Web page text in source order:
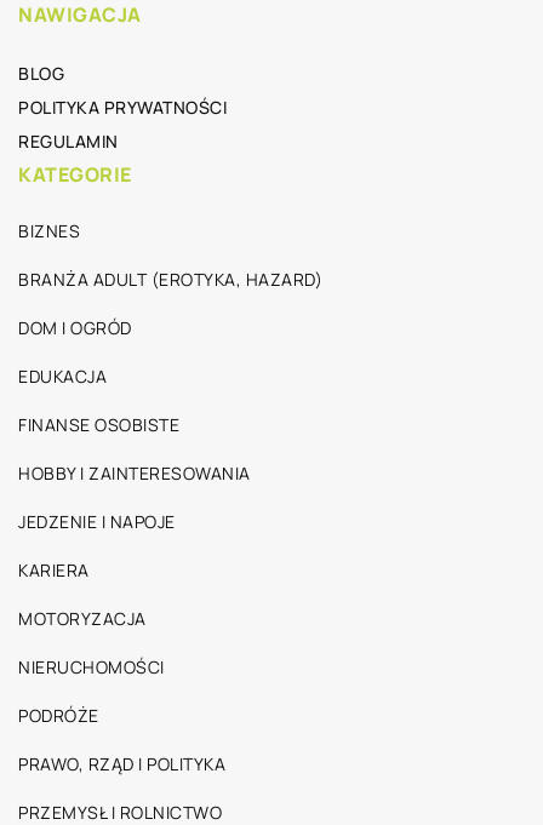
NAWIGACJA
BLOG
POLITYKA PRYWATNOŚCI
REGULAMIN
KATEGORIE
BIZNES
BRANŻA ADULT (EROTYKA, HAZARD)
DOM I OGRÓD
EDUKACJA
FINANSE OSOBISTE
HOBBY I ZAINTERESOWANIA
JEDZENIE I NAPOJE
KARIERA
MOTORYZACJA
NIERUCHOMOŚCI
PODRÓŻE
PRAWO, RZĄD I POLITYKA
PRZEMYSŁ I ROLNICTWO